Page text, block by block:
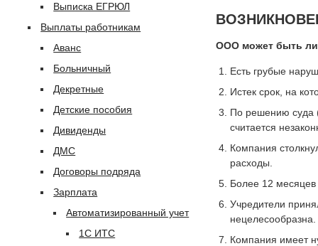
ООО может быть
Есть грубые
Истек срок, на
По решению суда
считается
Компания
расходы.
Более 12 месяцев
Учредители
нецелесообразна.
Компания имеет
Выписка ЕГРЮЛ
Выплаты работникам
Аванс
Больничный
Декретные
Детские пособия
Дивиденды
ДМС
Договоры подряда
Зарплата
Автоматизированный учет
1С ИТС